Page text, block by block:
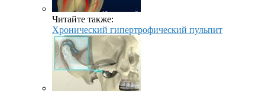
Читайте также:
Хронический гипертрофический пульпит